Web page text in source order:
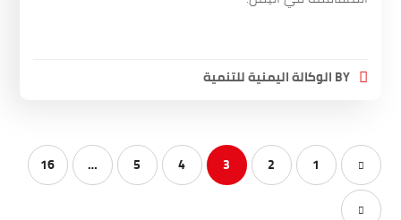
BYالوكالة اليمنية للتنمية
1
2
3
4
5
…
16